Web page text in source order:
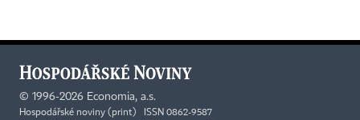
© 1996-2026 Economia, a.s.
Hospodářské noviny (print) ISSN 0862-9587